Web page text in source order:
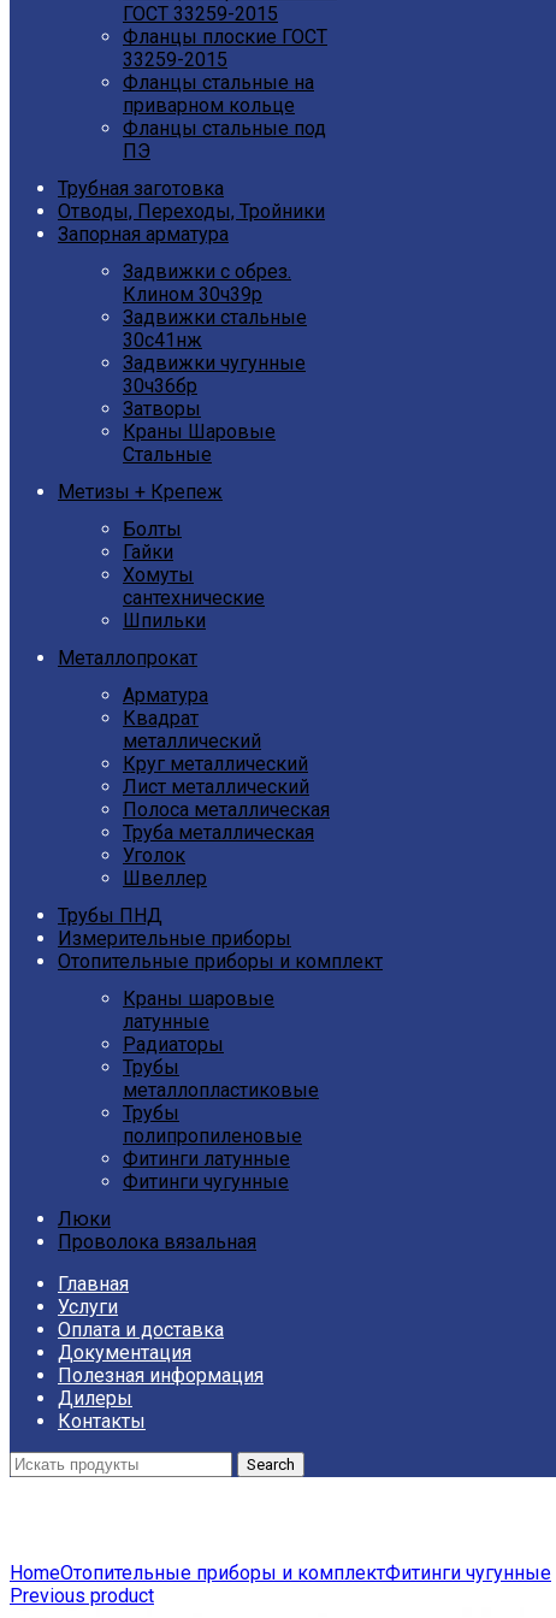
ГОСТ 33259-2015
Фланцы плоские ГОСТ
33259-2015
Фланцы стальные на
приварном кольце
Фланцы стальные под
ПЭ
Трубная заготовка
Отводы, Переходы, Тройники
Запорная арматура
Задвижки с обрез.
Клином 30ч39р
Задвижки стальные
30с41нж
Задвижки чугунные
30ч36бр
Затворы
Краны Шаровые
Стальные
Метизы + Крепеж
Болты
Гайки
Хомуты
сантехнические
Шпильки
Металлопрокат
Арматура
Квадрат
металлический
Круг металлический
Лист металлический
Полоса металлическая
Труба металлическая
Уголок
Швеллер
Трубы ПНД
Измерительные приборы
Отопительные приборы и комплект
Краны шаровые
латунные
Радиаторы
Трубы
металлопластиковые
Трубы
полипропиленовые
Фитинги латунные
Фитинги чугунные
Люки
Проволока вязальная
Главная
Услуги
Оплата и доставка
Документация
Полезная информация
Дилеры
Контакты
Search
HomeОтопительные приборы и комплектФитинги чугунные
Previous product